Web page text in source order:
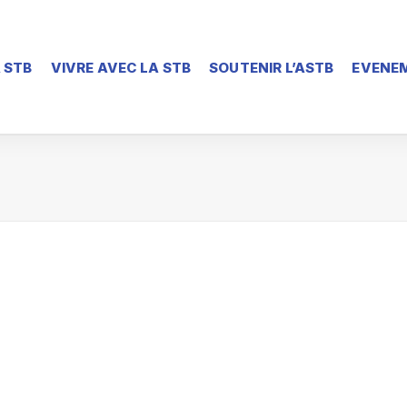
STB VIVRE AVEC LA STB SOUTENIR L’ASTB